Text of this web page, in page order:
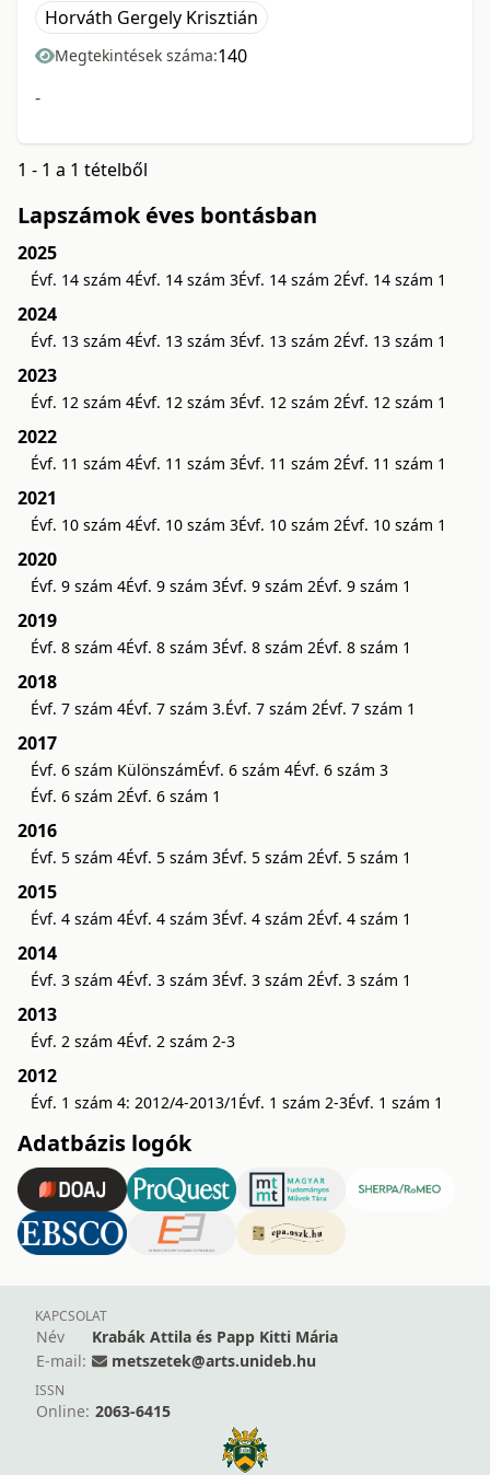
Horváth Gergely Krisztián
Megtekintések száma:140
-
1 - 1 a 1 tételből
Lapszámok éves bontásban
2025
Évf. 14 szám 4Évf. 14 szám 3Évf. 14 szám 2Évf. 14 szám 1
2024
Évf. 13 szám 4Évf. 13 szám 3Évf. 13 szám 2Évf. 13 szám 1
2023
Évf. 12 szám 4Évf. 12 szám 3Évf. 12 szám 2Évf. 12 szám 1
2022
Évf. 11 szám 4Évf. 11 szám 3Évf. 11 szám 2Évf. 11 szám 1
2021
Évf. 10 szám 4Évf. 10 szám 3Évf. 10 szám 2Évf. 10 szám 1
2020
Évf. 9 szám 4Évf. 9 szám 3Évf. 9 szám 2Évf. 9 szám 1
2019
Évf. 8 szám 4Évf. 8 szám 3Évf. 8 szám 2Évf. 8 szám 1
2018
Évf. 7 szám 4Évf. 7 szám 3.Évf. 7 szám 2Évf. 7 szám 1
2017
Évf. 6 szám KülönszámÉvf. 6 szám 4Évf. 6 szám 3
Évf. 6 szám 2Évf. 6 szám 1
2016
Évf. 5 szám 4Évf. 5 szám 3Évf. 5 szám 2Évf. 5 szám 1
2015
Évf. 4 szám 4Évf. 4 szám 3Évf. 4 szám 2Évf. 4 szám 1
2014
Évf. 3 szám 4Évf. 3 szám 3Évf. 3 szám 2Évf. 3 szám 1
2013
Évf. 2 szám 4Évf. 2 szám 2-3
2012
Évf. 1 szám 4: 2012/4-2013/1 Évf. 1 szám 2-3Évf. 1 szám 1
Adatbázis logók
KAPCSOLAT
Név
Krabák Attila és Papp Kitti Mária
E-mail:
metszetek@arts.unideb.hu
ISSN
Online: 2063-6415